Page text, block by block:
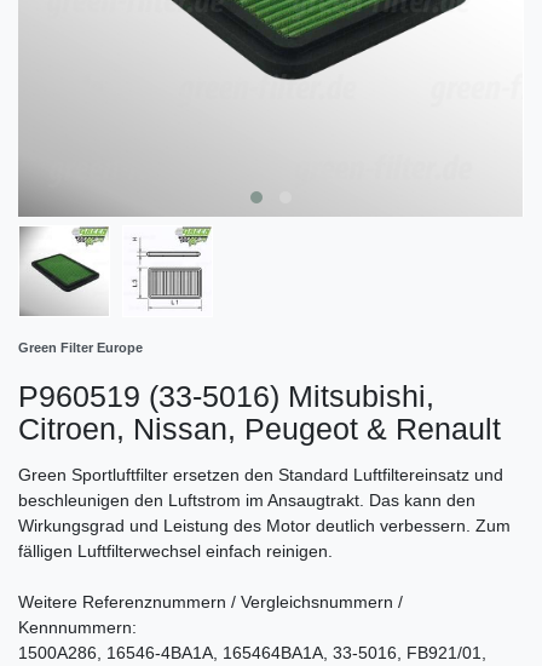
Green Filter Europe
P960519 (33-5016) Mitsubishi,
Citroen, Nissan, Peugeot & Renault
Green Sportluftfilter ersetzen den Standard Luftfiltereinsatz und
beschleunigen den Luftstrom im Ansaugtrakt. Das kann den
Wirkungsgrad und Leistung des Motor deutlich verbessern. Zum
fälligen Luftfilterwechsel einfach reinigen.
Weitere Referenznummern / Vergleichsnummern /
Kennnummern:
1500A286, 16546-4BA1A, 165464BA1A, 33-5016, FB921/01,